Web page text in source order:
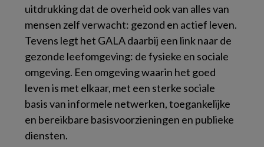
uitdrukking dat de overheid ook van alles van
mensen zelf verwacht: gezond en actief leven.
Tevens legt het GALA daarbij een link naar de
gezonde leefomgeving: de fysieke en sociale
omgeving. Een omgeving waarin het goed
leven is met elkaar, met een sterke sociale
basis van informele netwerken, toegankelijke
en bereikbare basisvoorzieningen en publieke
diensten.